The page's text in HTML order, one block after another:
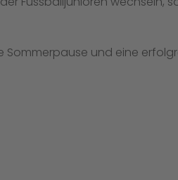
Sommerpause und eine